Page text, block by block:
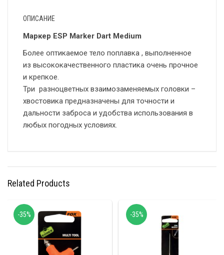
ОПИСАНИЕ
Маркер ESP Marker Dart Medium
Более оптикаемое тело поплавка , выполненное
из высококачественного пластика очень прочное
и крепкое.
Три разноцветных взаимозаменяемых головки –
хвостовика предназначены для точности и
дальности заброса и удобства использования в
любых погодных условиях.
Related Products
-35% -35%